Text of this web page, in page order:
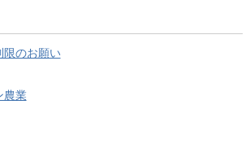
限のお願い
農業